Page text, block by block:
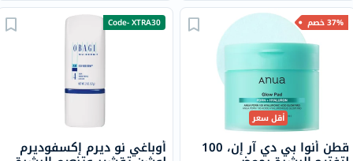
37% خصم
أقل سعر
قطن أنوا بي دي آر إن، 100
Code- XTRA30
أوباغي نو ديرم إكسفوديرم